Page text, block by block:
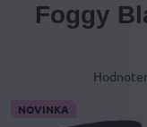
NOVINKA
Foggy